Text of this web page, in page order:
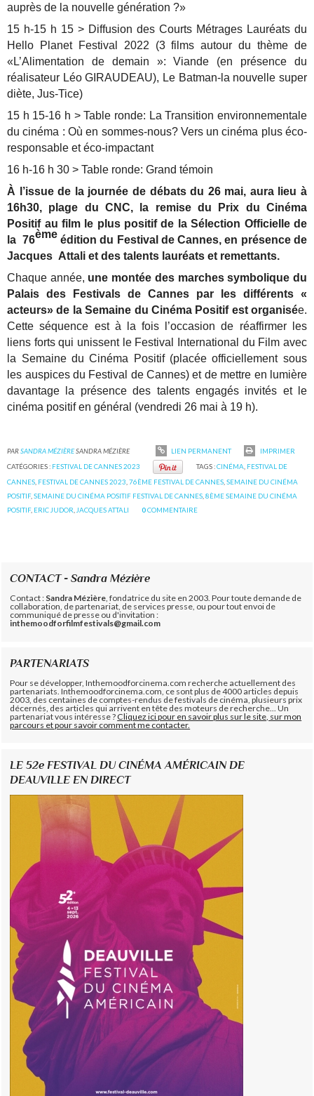
auprès de la nouvelle génération ?»
15 h-15 h 15 > Diffusion des Courts Métrages Lauréats du
Hello Planet Festival 2022 (3 films autour du thème de
«L’Alimentation de demain »: Viande (en présence du
réalisateur Léo GIRAUDEAU), Le Batman-la nouvelle super
diète, Jus-Tice)
15 h 15-16 h > Table ronde: La Transition environnementale
du cinéma : Où en sommes-nous? Vers un cinéma plus éco-
responsable et éco-impactant
16 h-16 h 30 > Table ronde: Grand témoin
À l’issue de la journée de débats du 26 mai, aura lieu à
16h30, plage du CNC, la remise du Prix du Cinéma
Positif au film le plus positif de la Sélection Officielle de
la 76ème édition du Festival de Cannes, en présence de
Jacques Attali et des talents lauréats et remettants.
Chaque année, une montée des marches symbolique du
Palais des Festivals de Cannes par les différents «
acteurs» de la Semaine du Cinéma Positif est organisée.
Cette séquence est à la fois l’occasion de réaffirmer les
liens forts qui unissent le Festival International du Film avec
la Semaine du Cinéma Positif (placée officiellement sous
les auspices du Festival de Cannes) et de mettre en lumière
davantage la présence des talents engagés invités et le
cinéma positif en général (vendredi 26 mai à 19 h).
PARSANDRA MÉZIÈRESANDRA MÉZIÈRE LIEN PERMANENT
IMPRIMER
CATÉGORIES : FESTIVAL DE CANNES 2023 TAGS :CINÉMA FESTIVAL DE
CANNES FESTIVAL DE CANNES 2023 ,76ÈME FESTIVAL DE CANNES ,SEMAINE DU CINÉMA
POSITIF,SEMAINE DU CINÉMA POSITIF FESTIVAL DE CANNES ,8ÈME SEMAINE DU CINÉMA
POSITIF, ERIC JUDOR JACQUES ATTALI 0COMMENTAIRE
CONTACT - Sandra Mézière
Contact : Sandra Mézière , fondatrice du site en 2003. Pour toute demande de
collaboration, de partenariat, de services presse, ou pour tout envoi de
communiqué de presse ou d'invitation :
inthemoodforfilmfestivals@gmail.com
PARTENARIATS
Pour se développer, Inthemoodforcinema.com recherche actuellement des
partenariats. Inthemoodforcinema.com, ce sont plus de 4000 articles depuis
2003, des centaines de comptes-rendus de festivals de cinéma, plusieurs prix
décernés, des articles qui arrivent en tête des moteurs de recherche... Un
partenariat vous intéresse ?Cliquez ici pour en savoir plus sur le site, sur mon
parcours et pour savoir comment me contacter.
LE 52e FESTIVAL DU CINÉMA AMÉRICAIN DE
DEAUVILLE EN DIRECT